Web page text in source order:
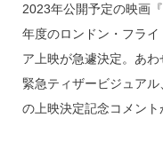
e
a
d
s
e
n
a
2023年公開予定の映画
年度のロンドン・フラ
ア上映が急遽決定。あ
緊急ティザービジュア
の上映決定記念コメント